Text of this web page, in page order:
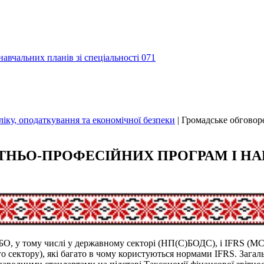
планiв зi спецiальностi 071
оподаткування та економічної безпеки | Громадське
ПРОФЕСІЙНИХ ПРОГРАМ І
у тому числі у державному секторі (НП(С)БОДС), і
які багато в чому користуються нормами IFRS.